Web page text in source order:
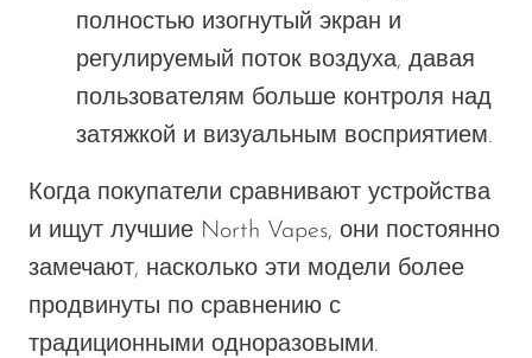
полностью изогнутый экран и
регулируемый поток воздуха, давая
пользователям больше контроля над
затяжкой и визуальным восприятием.
Когда покупатели сравнивают устройства
и ищут лучшие North Vapes, они постоянно
замечают, насколько эти модели более
продвинуты по сравнению с
традиционными одноразовыми.